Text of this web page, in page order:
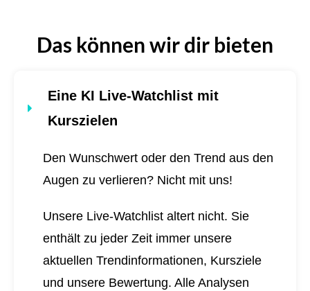
Das können wir dir bieten
Eine KI Live-Watchlist mit
Kurszielen
Den Wunschwert oder den Trend aus den
Augen zu verlieren? Nicht mit uns!
Unsere Live-Watchlist altert nicht. Sie
enthält zu jeder Zeit immer unsere
aktuellen Trendinformationen, Kursziele
und unsere Bewertung. Alle Analysen